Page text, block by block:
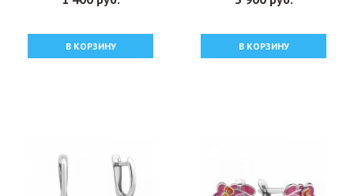
В КОРЗИНУ В КОРЗИНУ